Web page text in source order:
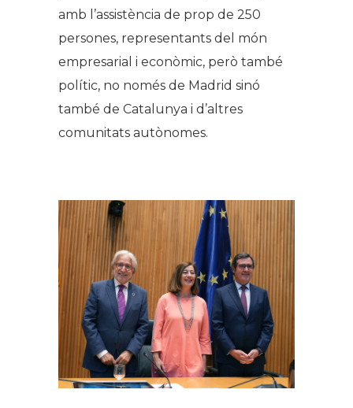
amb l’assistència de prop de 250
persones, representants del món
empresarial i econòmic, però també
polític, no només de Madrid sinó
també de Catalunya i d’altres
comunitats autònomes.